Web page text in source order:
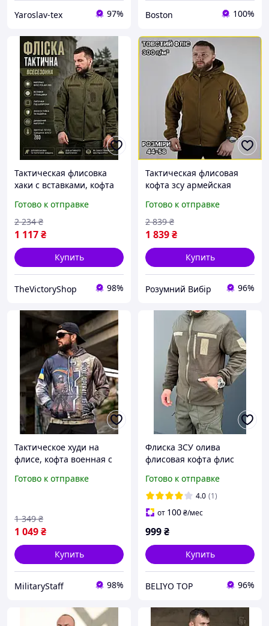
Yaroslav-tex 97% Boston 100%
Тактическая флисовка
хаки с вставками, кофта
армейская мужская
теплая флиска XL Cv4ed
Готово к отправке
1 117₴
2 234 ₴
Купить
TheVictoryShop 98%
Тактическая флисовая
кофта зсу армейская
липучками военная
уставная кофта флис
койот Р/В
Готово к отправке
1 839₴
2 839 ₴
Купить
Розумний Вибір 96%
Тактическое худи на
флисе, кофта военная с
толстовка кофта, кофта на
Готово к отправке
1 049₴
1 349 ₴
Купить
MilitaryStaff 98%
Флиска ЗСУ олива
флисовая кофта флис
кофта флисовая
тактическая олива НГУ
ЗСУ флис
Готово к отправке
4.0 (1)
от 100₴/мес
999₴
Купить
BELIYO TOP 96%